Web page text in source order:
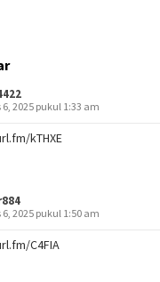
2025 pukul 1:33 am
kTHXE
2025 pukul 1:50 am
C4FIA